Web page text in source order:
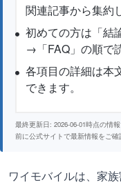
関連記事から集約
初めての方は「結
→「FAQ」の順で
各項目の詳細は本
できます。
最終更新日: 2026-06-01時点の情
前に公式サイトで最新情報をご確
ワイモバイルは、家